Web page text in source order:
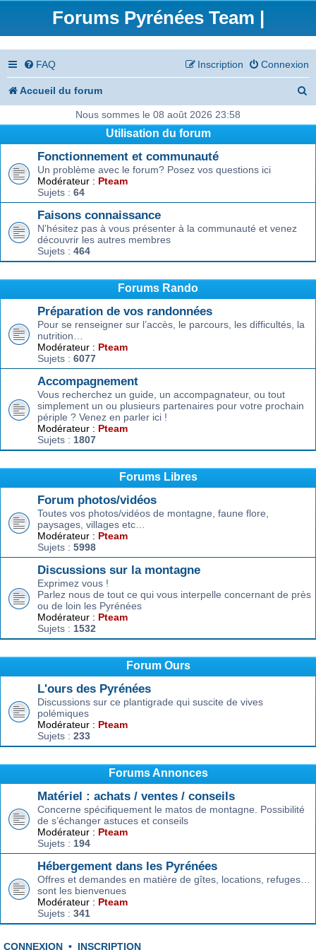
Forums Pyrénées Team |
FAQ Connexion
Inscription
Accueil du forum
e
Nous sommes le 08 août 2026 23:58
Utilisation du forum
Fonctionnement et communauté
Un problème avec le forum? Posez vos questions ici
Modérateur : Pteam
Sujets : 64
Faisons connaissance
N'hésitez pas à vous présenter à la communauté et venez
découvrir les autres membres
Sujets : 464
Forums Rando
Préparation de vos randonnées
Pour se renseigner sur l’accès, le parcours, les difficultés, la
nutrition…
Modérateur : Pteam
Sujets : 6077
Accompagnement
Vous recherchez un guide, un accompagnateur, ou tout
simplement un ou plusieurs partenaires pour votre prochain
périple ? Venez en parler ici !
Modérateur : Pteam
Sujets : 1807
Forums Libres
Forum photos/vidéos
Toutes vos photos/vidéos de montagne, faune flore,
paysages, villages etc…
Modérateur : Pteam
Sujets : 5998
Discussions sur la montagne
Exprimez vous !
Parlez nous de tout ce qui vous interpelle concernant de près
ou de loin les Pyrénées
Modérateur : Pteam
Sujets : 1532
Forum Ours
L'ours des Pyrénées
Discussions sur ce plantigrade qui suscite de vives
polémiques
Modérateur : Pteam
Sujets : 233
Forums Annonces
Matériel : achats / ventes / conseils
Concerne spécifiquement le matos de montagne. Possibilité
de s’échanger astuces et conseils
Modérateur : Pteam
Sujets : 194
Hébergement dans les Pyrénées
Offres et demandes en matière de gîtes, locations, refuges…
sont les bienvenues
Modérateur : Pteam
Sujets : 341
CONNEXION • INSCRIPTION